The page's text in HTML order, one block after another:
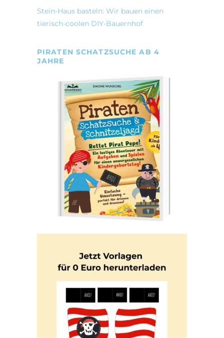
Stein-Haus basteln: Wir bauen einen
tierisch-coolen DIY-Bauernhof
PIRATEN SCHATZSUCHE AB 4
JAHRE